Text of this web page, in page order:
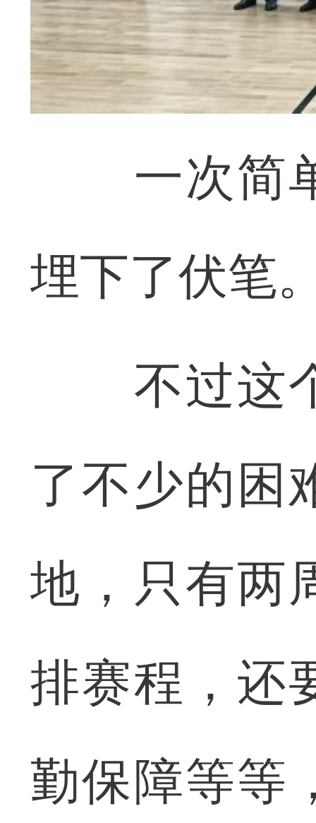
一次简单
埋下了伏笔
不过这个
了不少的困
地，只有两
排赛程，还
勤保障等等